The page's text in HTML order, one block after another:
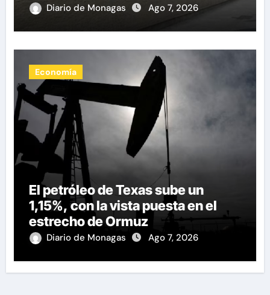
Diario de Monagas Ago 7, 2026
Economía
El petróleo de Texas sube un
1,15%, con la vista puesta en el
estrecho de Ormuz
Diario de Monagas Ago 7, 2026